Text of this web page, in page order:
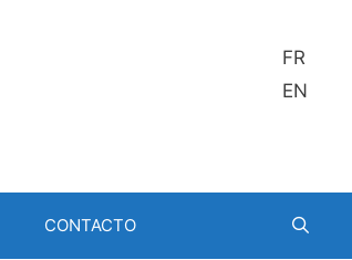
FR
EN
CONTACTO